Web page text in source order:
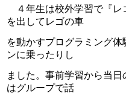
ＥＳＤは身近
援の報告～
2014年10月 6日
４年生は校外学習で『レ
を出してレゴの車
を動かすプログラミング
ンに乗ったりし
ました。事前学習から当
はグループで話